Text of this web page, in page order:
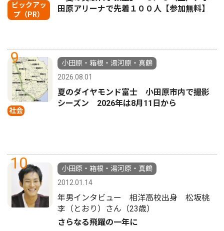
ピックアッ
プ（PR）
田原アリーナで先着１００人【参加無料】
9
社会
小田原・箱根・湯河原・真鶴
2026.08.01
夏のダイヤモンド富士 小田原市内で撮影
シーズン 2026年は8月11日から
10
小田原・箱根・湯河原・真鶴
2012.01.14
年男インタビュー 相洋高校出身 松坂桃
李（とおり）さん（23歳）
さらなる飛躍の一年に